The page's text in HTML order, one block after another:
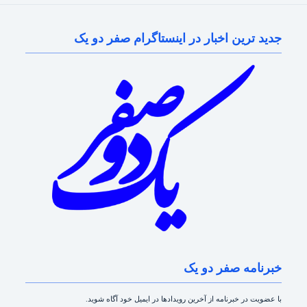
جدید ترین اخبار در اینستاگرام صفر دو یک
خبرنامه صفر دو یک
با عضویت در خبرنامه از آخرین رویدادها در ایمیل خود آگاه شوید.